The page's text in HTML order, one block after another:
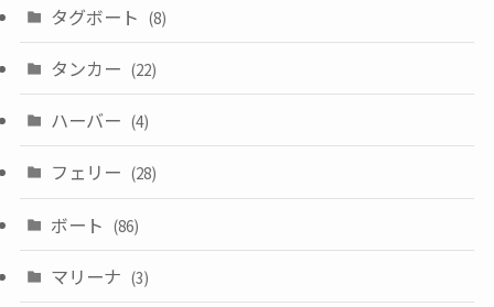
タグボート (8)
タンカー (22)
ハーバー (4)
フェリー (28)
ボート (86)
マリーナ (3)